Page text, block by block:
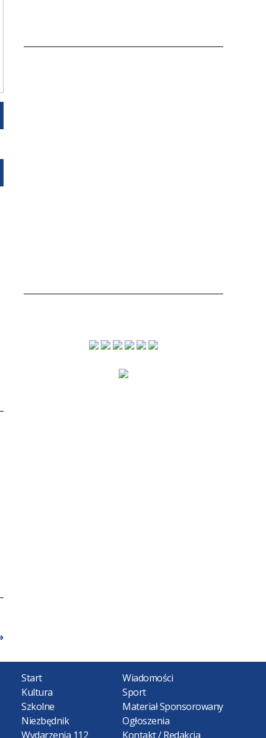
Start
Wiadomości
Kultura
Sport
Szkolne
Materiał Sponsorowany
Niezbędnik
Ogłoszenia
Wydarzenia 112
Kontakt / Redakcja